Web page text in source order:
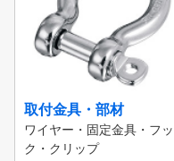
取付金具・部材
ワイヤー・固定金具・フッ
ク・クリップ